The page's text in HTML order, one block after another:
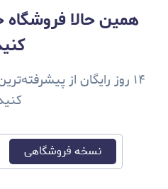
همین حالا فروشگاه
۱۴ روز رایگان از
نسخه فروشگاهی